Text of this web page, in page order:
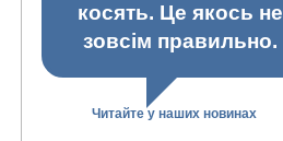
косять. Це якось не
зовсім правильно.
Читайте у наших новинах